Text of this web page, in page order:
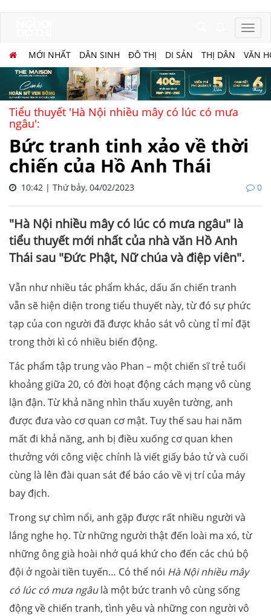
MỚI NHẤT DÂN SINH ĐÔ THỊ DI SẢN THỊ DÂN VĂN
Tiểu thuyết 'Hà Nội nhiều mây có lúc có mưa
ngâu':
Bức tranh tinh xảo về thời
chiến của Hồ Anh Thái
10:42 | Thứ bảy, 04/02/2023 0
"Hà Nội nhiều mây có lúc có mưa ngâu" là
tiểu thuyết mới nhất của nhà văn Hồ Anh
Thái sau "Đức Phật, Nữ chúa và điệp viên".
Vẫn như nhiều tác phẩm khác, dấu ấn chiến tranh
vẫn sẽ hiện diện trong tiểu thuyết này, từ đó sự phức
tạp của con người đã được khảo sát vô cùng tỉ mỉ đặt
trong thời kì có nhiều biến động.
Tác phẩm tập trung vào Phan – một chiến sĩ trẻ tuổi
khoảng giữa 20, có đời hoạt động cách mạng vô cùng
lận đận. Từ khả năng nhìn thấu xuyên tường, anh
được đưa vào cơ quan cơ mật. Tuy thế sau hai năm
mất đi khả năng, anh bị điều xuống cơ quan khen
thưởng với công việc chính là viết giấy báo tử và cuối
cùng là lên đài quan sát để báo cáo về vị trí của máy
bay địch.
Trong sự chìm nổi, anh gặp được rất nhiều người và
lắng nghe họ. Từ những người thật đến loài ma xó, từ
những ông già hoài nhớ quá khứ cho đến các chú bộ
đội ở ngoài tiền tuyến… Có thể nói Hà Nội nhiều mây
có lúc có mưa ngâulà một bức tranh vô cùng sống
động về chiến tranh, tình yêu và những con người vô